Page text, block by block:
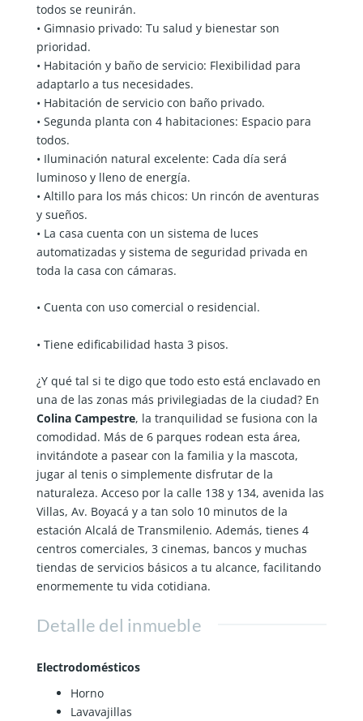
todos se reunirán.
• Gimnasio privado: Tu salud y bienestar son
prioridad.
• Habitación y baño de servicio: Flexibilidad para
adaptarlo a tus necesidades.
• Habitación de servicio con baño privado.
• Segunda planta con 4 habitaciones: Espacio para
todos.
• Iluminación natural excelente: Cada día será
luminoso y lleno de energía.
• Altillo para los más chicos: Un rincón de aventuras
y sueños.
• La casa cuenta con un sistema de luces
automatizadas y sistema de seguridad privada en
toda la casa con cámaras.
• Cuenta con uso comercial o residencial.
• Tiene edificabilidad hasta 3 pisos.
¿Y qué tal si te digo que todo esto está enclavado en
una de las zonas más privilegiadas de la ciudad? En
Colina Campestre, la tranquilidad se fusiona con la
comodidad. Más de 6 parques rodean esta área,
invitándote a pasear con la familia y la mascota,
jugar al tenis o simplemente disfrutar de la
naturaleza. Acceso por la calle 138 y 134, avenida las
Villas, Av. Boyacá y a tan solo 10 minutos de la
estación Alcalá de Transmilenio. Además, tienes 4
centros comerciales, 3 cinemas, bancos y muchas
tiendas de servicios básicos a tu alcance, facilitando
enormemente tu vida cotidiana.
Detalle del inmueble
Electrodomésticos
Horno
Lavavajillas